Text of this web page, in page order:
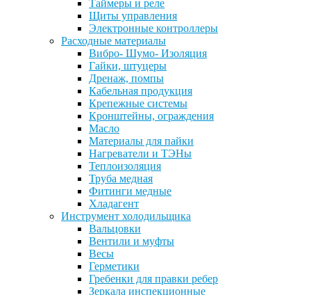
Таймеры и реле
Щиты управления
Электронные контроллеры
Расходные материалы
Вибро- Шумо- Изоляция
Гайки, штуцеры
Дренаж, помпы
Кабельная продукция
Крепежные системы
Кронштейны, ограждения
Масло
Материалы для пайки
Нагреватели и ТЭНы
Теплоизоляция
Труба медная
Фитинги медные
Хладагент
Инструмент холодильщика
Вальцовки
Вентили и муфты
Весы
Герметики
Гребенки для правки ребер
Зеркала инспекционные